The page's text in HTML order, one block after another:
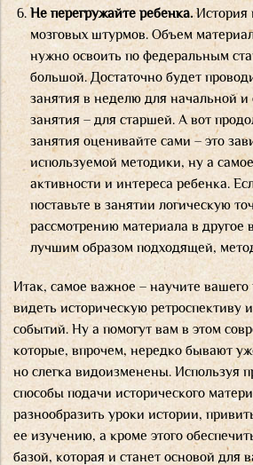
Не перегружайте ребенка.История
мозговых штурмов. Объем
нужно освоить по федеральным
большой. Достаточно будет
занятия в неделю для начальной
занятия – для старшей. А вот
занятия оценивайте сами – это
используемой методики, ну а
активности и интереса ребенка.
поставьте в занятии логическую
рассмотрению материала в другое
лучшим образом подходящей,
Итак, самое важное – научите
видеть историческую ретроспективу
событий. Ну а помогут вам в этом
которые, впрочем, нередко бывают
но слегка видоизменены. Используя
способы подачи исторического
разнообразить уроки истории,
ее изучению, а кроме этого
базой, которая и станет основой для